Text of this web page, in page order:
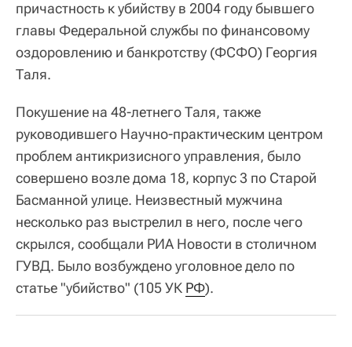
причастность к убийству в 2004 году бывшего
главы Федеральной службы по финансовому
оздоровлению и банкротству (ФСФО) Георгия
Таля.
Покушение на 48-летнего Таля, также
руководившего Научно-практическим центром
проблем антикризисного управления, было
совершено возле дома 18, корпус 3 по Старой
Басманной улице. Неизвестный мужчина
несколько раз выстрелил в него, после чего
скрылся, сообщали РИА Новости в столичном
ГУВД. Было возбуждено уголовное дело по
статье "убийство" (105 УК РФ).